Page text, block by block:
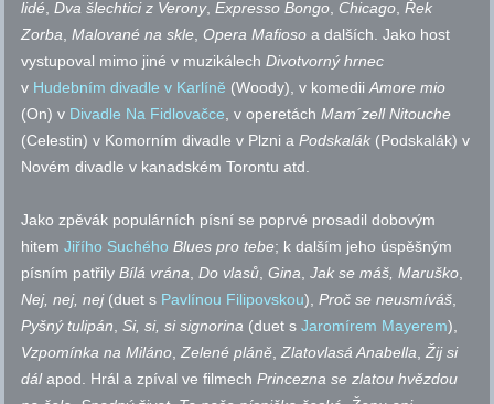
lidé,Dva šlechtici z Verony,Expresso Bongo, Chicago,Řek
Zorba,Malované na skle, Opera Mafioso a dalších. Jako host
vystupoval mimo jiné v muzikálechDivotvorný hrnec
v Hudebním divadle v Karlíně (Woody), v komediiAmore mio
(On) v Divadle Na Fidlovačce, v operetáchMam´zell Nitouche
(Celestin) v Komorním divadle v Plzni aPodskalák (Podskalák) v
Novém divadle v kanadském Torontuatd.
Jako zpěvák populárních písní se poprvé prosadil dobovým
hitemJiřího Suchého Blues pro tebe; k dalším jeho úspěšným
písním patřilyBílá vrána,Do vlasů,Gina,Jak se máš, Maruško,
Nej, nej, nej(duet s Pavlínou Filipovskou),Proč se neusmíváš,
Pyšný tulipán,Si, si, si signorina (duet sJaromírem Mayerem),
Vzpomínka na Miláno,Zelené pláně,Zlatovlasá Anabella,Žij si
dál apod. Hrál a zpíval ve filmechPrincezna se zlatou hvězdou